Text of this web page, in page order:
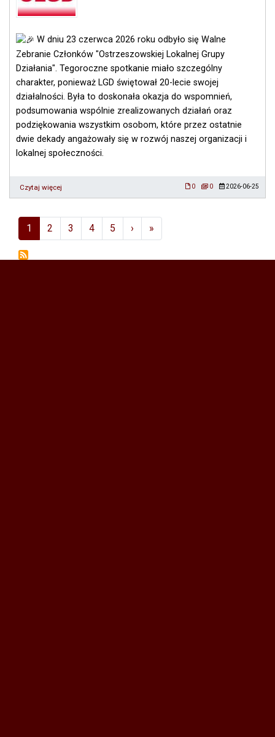
jutro"
W dniu 23 czerwca 2026 roku odbyło się Walne
Zebranie Członków "Ostrzeszowskiej Lokalnej Grupy
Działania". Tegoroczne spotkanie miało szczególny
charakter, ponieważ LGD świętował 20-lecie swojej
działalności. Była to doskonała okazja do wspomnień,
podsumowania wspólnie zrealizowanych działań oraz
podziękowania wszystkim osobom, które przez ostatnie
dwie dekady angażowały się w rozwój naszej organizacji i
lokalnej społeczności.
Czytaj więcej
Walne
"Ostrzeszowskiej
Lokalnej
0 0 2026-06-25
Stronicowanie
1 2 3 4 5 › Next ›
»